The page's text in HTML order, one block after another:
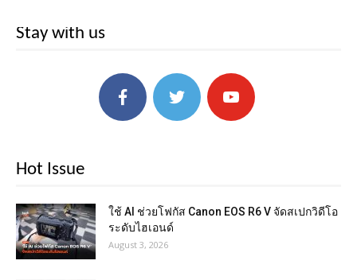
Stay with us
Hot Issue
ใช้ AI ช่วยโฟกัส Canon EOS R6 V จัดสเปกวิดีโอ
ระดับไฮเอนด์
August 3, 2026